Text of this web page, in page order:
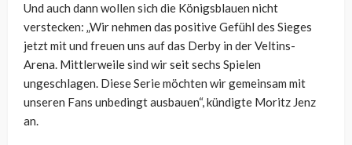
Und auch dann wollen sich die Königsblauen nicht
verstecken: „Wir nehmen das positive Gefühl des Sieges
jetzt mit und freuen uns auf das Derby in der Veltins-
Arena. Mittlerweile sind wir seit sechs Spielen
ungeschlagen. Diese Serie möchten wir gemeinsam mit
unseren Fans unbedingt ausbauen“, kündigte Moritz Jenz
an.